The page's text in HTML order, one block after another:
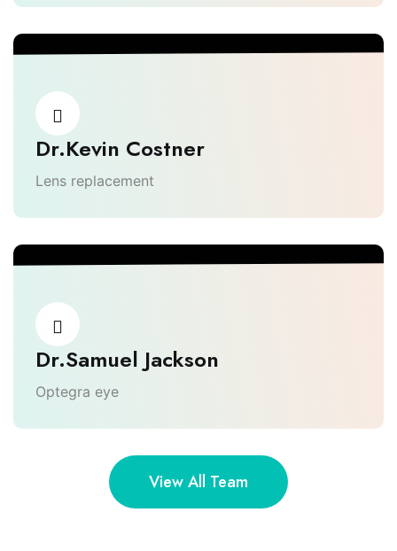
Dr.Kevin Costner
Lens replacement
Dr.Samuel Jackson
Optegra eye
View All Team